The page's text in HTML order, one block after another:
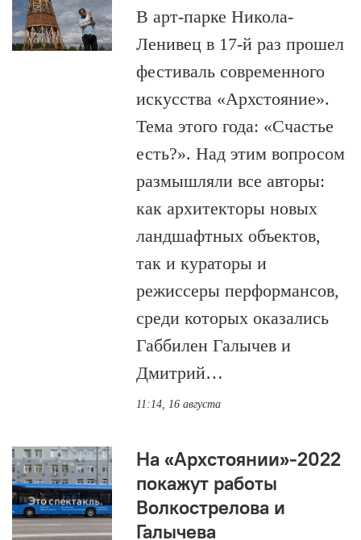
В арт-парке Никола-
Ленивец в 17-й раз прошел
фестиваль современного
искусства «Архстояние».
Тема этого года: «Счастье
есть?». Над этим вопросом
размышляли все авторы:
как архитекторы новых
ландшафтных объектов,
так и кураторы и
режиссеры перформансов,
среди которых оказались
Габбилен Галычев и
Дмитрий…
11:14, 16 августа
На «Архстоянии»-2022
покажут работы
Волкострелова и
Галычева